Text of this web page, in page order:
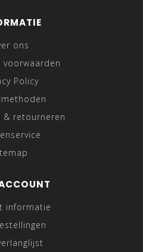
ons
voorwaarden
Policy
& retourneren
informatie